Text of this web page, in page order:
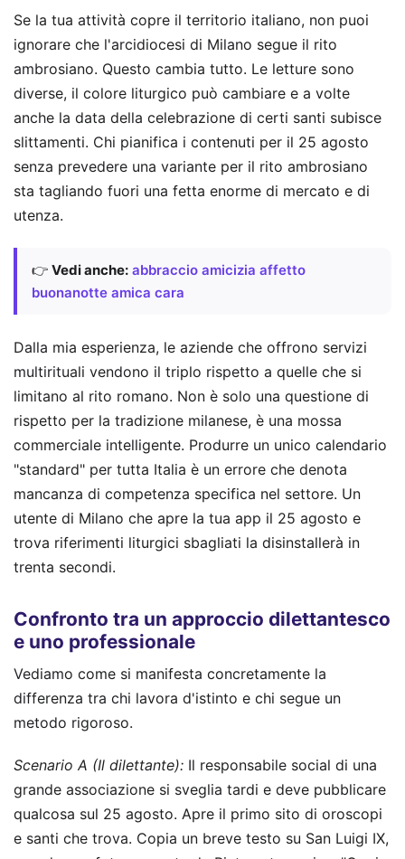
Se la tua attività copre il territorio italiano, non puoi
ignorare che l'arcidiocesi di Milano segue il rito
ambrosiano. Questo cambia tutto. Le letture sono
diverse, il colore liturgico può cambiare e a volte
anche la data della celebrazione di certi santi subisce
slittamenti. Chi pianifica i contenuti per il 25 agosto
senza prevedere una variante per il rito ambrosiano
sta tagliando fuori una fetta enorme di mercato e di
utenza.
👉 Vedi anche: abbraccio amicizia affetto
buonanotte amica cara
Dalla mia esperienza, le aziende che offrono servizi
multirituali vendono il triplo rispetto a quelle che si
limitano al rito romano. Non è solo una questione di
rispetto per la tradizione milanese, è una mossa
commerciale intelligente. Produrre un unico calendario
"standard" per tutta Italia è un errore che denota
mancanza di competenza specifica nel settore. Un
utente di Milano che apre la tua app il 25 agosto e
trova riferimenti liturgici sbagliati la disinstallerà in
trenta secondi.
Confronto tra un approccio dilettantesco
e uno professionale
Vediamo come si manifesta concretamente la
differenza tra chi lavora d'istinto e chi segue un
metodo rigoroso.
Scenario A (Il dilettante): Il responsabile social di una
grande associazione si sveglia tardi e deve pubblicare
qualcosa sul 25 agosto. Apre il primo sito di oroscopi
e santi che trova. Copia un breve testo su San Luigi IX,